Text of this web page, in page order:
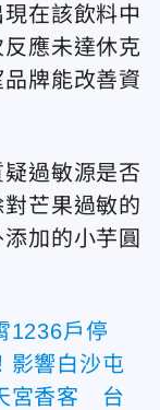
在該飲料中
應未達休克
牌能改善資
過敏源是否
芒果過敏的
加的小芋圓
1236戶停
影響白沙屯
宮香客 台